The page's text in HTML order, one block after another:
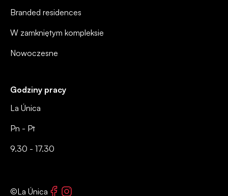
Godziny pracy
La Única
Pn - Pt
9.30 - 17.30
Branded residences
W zamkniętym kompleksie
Nowoczesne
©La Única Facebook
Instagram